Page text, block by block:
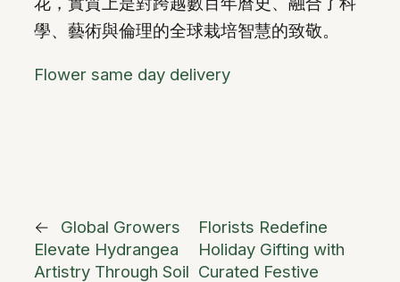
學、藝術與倫理的全球栽培智慧的致敬。
Flower same day delivery
←
Global Growers
Elevate Hydrangea
Artistry Through Soil
Florists Redefine
Holiday Gifting with
Curated Festive